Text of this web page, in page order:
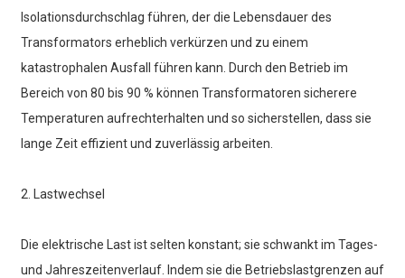
Isolationsdurchschlag führen, der die Lebensdauer des
Transformators erheblich verkürzen und zu einem
katastrophalen Ausfall führen kann. Durch den Betrieb im
Bereich von 80 bis 90 % können Transformatoren sicherere
Temperaturen aufrechterhalten und so sicherstellen, dass sie
lange Zeit effizient und zuverlässig arbeiten.
2. Lastwechsel
Die elektrische Last ist selten konstant; sie schwankt im Tages-
und Jahreszeitenverlauf. Indem sie die Betriebslastgrenzen auf